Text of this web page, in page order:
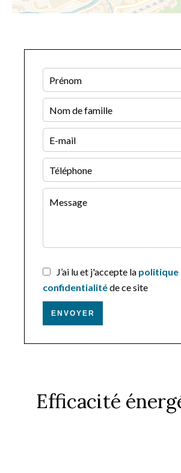
J’ai lu et j'accepte la politique
confidentialitéde ce site
ENVOYER
Efficacité